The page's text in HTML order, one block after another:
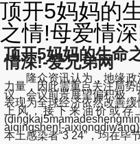
顶开5妈妈的
之情!母爱情
顶开5妈妈的生命
情深!-爱兄弟网
隆众资讯认为，地缘政
力量，因此需重点关注局
议，会议前景展望偏积极
表现为全球经济依然改善
上风，接下来油价或存
aiqingshen!-
本土感染者“3 24”，均在毕